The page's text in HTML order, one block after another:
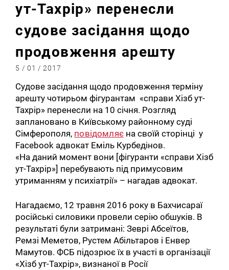
ут-Тахрір» перенесли
судове засідання щодо
продовження арешту
5 / 01 / 2017
Судове засідання щодо продовження терміну
арешту чотирьом фігурантам «справи Хізб ут-
Тахрір» перенесли на 10 січня. Розгляд
заплановано в Київському районному суді
Сімферополя, повідомляєна своїй сторінці у
Facebook адвокат Еміль Курбедінов.
«На даний момент вони [фігуранти «справи Хізб
ут-Тахрір»] перебувають під примусовим
утриманням у психіатрії» – нагадав адвокат.
Нагадаємо, 12 травня 2016 року в Бахчисараї
російські силовики провели серію обшуків. В
результаті були затримані: Зеврі Абсеїтов,
Ремзі Меметов, Рустем Абільтаров і Енвер
Мамутов. ФСБ підозрює їх в участі в організації
«Хізб ут-Тахрір», визнаної в Росії